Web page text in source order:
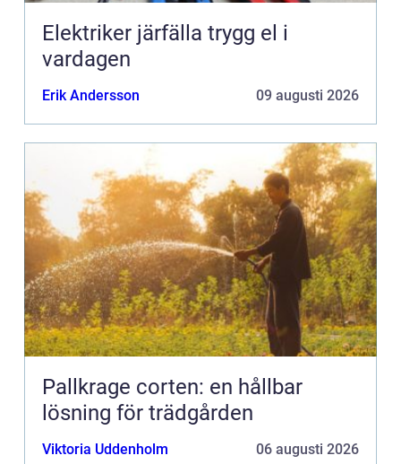
Elektriker järfälla trygg el i
vardagen
Erik Andersson 09 augusti 2026
Pallkrage corten: en hållbar
lösning för trädgården
Viktoria Uddenholm 06 augusti 2026